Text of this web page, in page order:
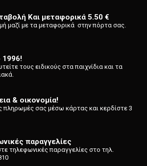
Και μεταφορικά 5.50 €
μαζί με τα μεταφορικά στην πόρτα σας.
τους ειδικούς στα παιχνίδια και τα
& οικονομία!
πληρωμές σας μέσω κάρτας και κερδίστε 3
παραγγελίες
τηλεφωνικές παραγγελίες στο τηλ.